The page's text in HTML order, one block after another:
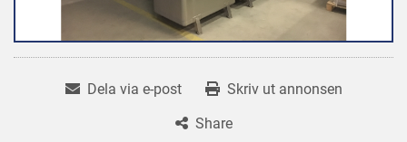
Dela via e-post
Skriv ut annonsen
Share